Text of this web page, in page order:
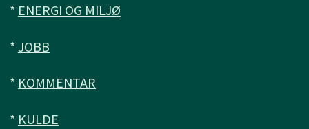
* ENERGI OG MILJØ
* JOBB
* KOMMENTAR
* KULDE